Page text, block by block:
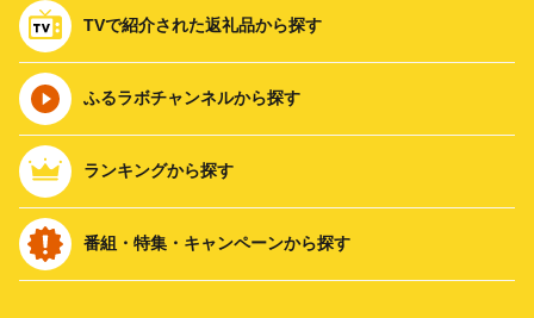
TVで紹介された返礼品から探す
ふるラボチャンネルから探す
ランキングから探す
番組・特集・キャンペーンから探す